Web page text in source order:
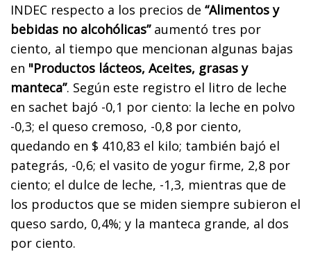
INDEC respecto a los precios de “Alimentos y
bebidas no alcohólicas”aumentó tres por
ciento, al tiempo que mencionan algunas bajas
en "Productos lácteos, Aceites, grasas y
manteca”. Según este registro el litro de leche
en sachet bajó -0,1 por ciento: la leche en polvo
-0,3; el queso cremoso, -0,8 por ciento,
quedando en $ 410,83 el kilo; también bajó el
pategrás, -0,6; el vasito de yogur firme, 2,8 por
ciento; el dulce de leche, -1,3, mientras que de
los productos que se miden siempre subieron el
queso sardo, 0,4%; y la manteca grande, al dos
por ciento.